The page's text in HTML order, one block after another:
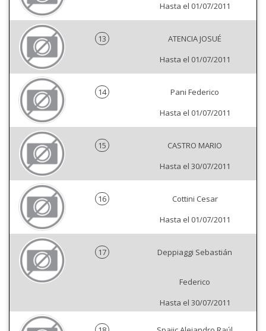
Hasta el 01/07/2011
13
ATENCIA JOSUÉ
Hasta el 01/07/2011
14
Pani Federico
Hasta el 01/07/2011
15
CASTRO MARIO
Hasta el 30/07/2011
16
Cottini Cesar
Hasta el 01/07/2011
17 Deppiaggi Sebastián
Federico
Hasta el 30/07/2011